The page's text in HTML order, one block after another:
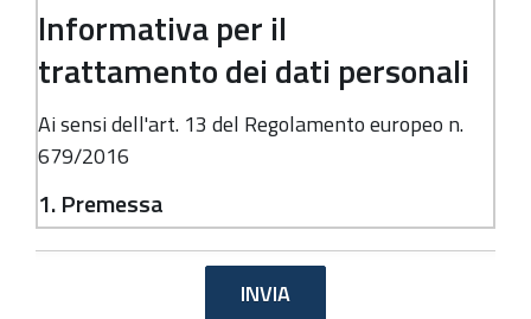
Informativa per il
trattamento dei dati personali
Ai sensi dell'art. 13 del Regolamento europeo n.
679/2016
1. Premessa
Ai sensi dell'art. 13 del Regolamento europeo n.
679/2016, la Giunta della Regione Emilia-